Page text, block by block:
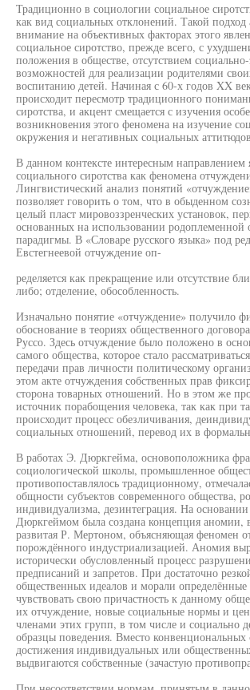
Традиционно в социологии социальное
как вид социальных отклонений. Такой подход
внимание на объективных факторах этого
социальное сиротство, прежде всего, с
положения в обществе, отсутствием
возможностей для реализации родителями
воспитанию детей. Начиная с 60-х годов XX
происходит пересмотр традиционного
сиротства, и акцент смещается с изучения
возникновения этого феномена на изучение
окружения и негативных социальных
В данном контексте интересным направлением
социального сиротства как феномена
Лингвистический анализ понятий
позволяет говорить о том, что в обыденном
целый пласт мировоззренческих установок,
основанных на использовании родоплеменной
парадигмы. В «Словаре русского языка» под
Евстегнеевой отчуждение оп-
ределяется как прекращение или отсутствие
либо; отделение, обособленность.
Изначально понятие «отчуждение» получило
обоснование в теориях общественного
Руссо. Здесь отчуждение было положено в
самого общества, которое стало
передачи прав личности политическому
этом акте отчуждения собственных прав
сторона товарных отношений. Но в этом же
источник порабощения человека, так как при
происходит процесс обезличивания,
социальных отношений, перевод их в
В работах Э. Дюркгейма, основоположника
социологической школы, промышленное
противопоставлялось традиционному,
общности субъектов современного общества,
индивидуализма, дезинтеграция. На
Дюркгеймом была создана концепция аномии,
развитая Р. Мертоном, объясняющая феномен
порождённого индустриализацией. Аномия
исторически обусловленный процесс
предписаний и запретов. При достаточно
общественных идеалов и морали
чувствовать свою причастность к данному
их отчуждение, новые социальные нормы и
членами этих групп, в том числе и социально
образцы поведения. Вместо конвенциональных
достижения индивидуальных или
выдвигаются собственные (зачастую